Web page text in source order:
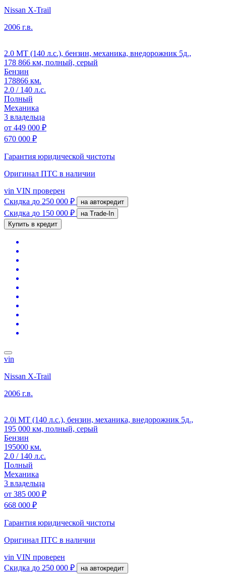
Nissan X-Trail
2006 г.в.
2.0 MT (140 л.с.), бензин, механика, внедорожник 5д.,
178 866 км, полный, серый
Бензин
178866 км.
2.0 / 140 л.с.
Полный
Механика
3 владельца
от 449 000 ₽
670 000 ₽
Гарантия юридической чистоты
Оригинал ПТС в наличии
vin VIN проверен
Скидка до 250 000 ₽ на автокредит
Скидка до 150 000 ₽
на Trade-In
Купить в кредит
vin
Nissan X-Trail
2006 г.в.
2.0i MT (140 л.с.), бензин, механика, внедорожник 5д.,
195 000 км, полный, серый
Бензин
195000 км.
2.0 / 140 л.с.
Полный
Механика
3 владельца
от 385 000 ₽
668 000 ₽
Гарантия юридической чистоты
Оригинал ПТС в наличии
vin VIN проверен
Скидка до 250 000 ₽ на автокредит